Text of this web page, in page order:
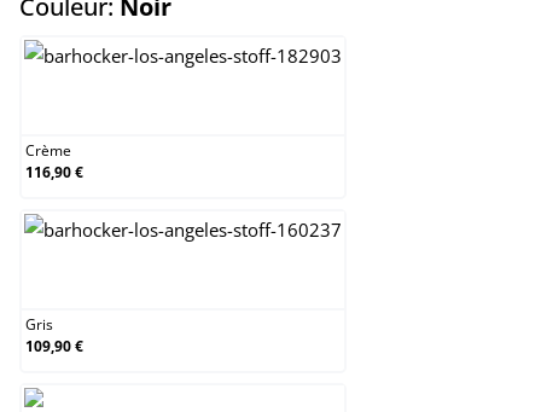
Crème
116,90 €
Gris
109,90 €